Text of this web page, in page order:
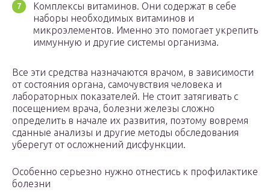
Комплексы витаминов. Они содержат в себе
наборы необходимых витаминов и
микроэлементов. Именно это помогает укрепить
иммунную и другие системы организма.
Все эти средства назначаются врачом, в зависимости
от состояния органа, самочувствия человека и
лабораторных показателей. Не стоит затягивать с
посещением врача, болезни железы сложно
определить в начале их развития, поэтому вовремя
сданные анализы и другие методы обследования
уберегут от осложнений дисфункции.
Особенно серьезно нужно отнестись к профилактике
болезни